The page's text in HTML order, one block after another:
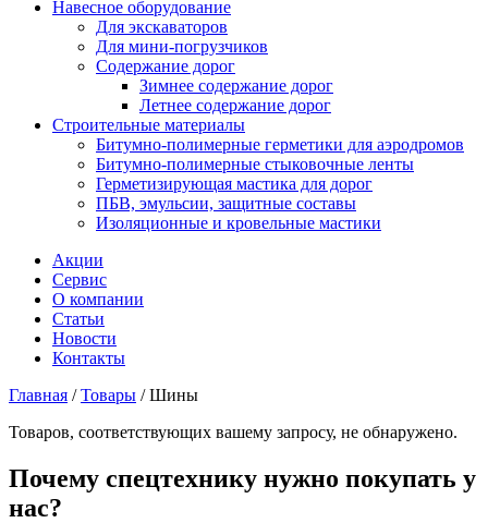
Навесное оборудование
Для экскаваторов
Для мини-погрузчиков
Содержание дорог
Зимнее содержание дорог
Летнее содержание дорог
Строительные материалы
Битумно-полимерные герметики для аэродромов
Битумно-полимерные стыковочные ленты
Герметизирующая мастика для дорог
ПБВ, эмульсии, защитные составы
Изоляционные и кровельные мастики
Акции
Сервис
О компании
Статьи
Новости
Контакты
Главная /Товары /Шины
Товаров, соответствующих вашему запросу, не обнаружено.
Почему спецтехнику нужно покупать у
нас?